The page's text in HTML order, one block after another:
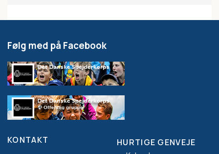
Følg med på Facebook
KONTAKT
HURTIGE GENVEJE